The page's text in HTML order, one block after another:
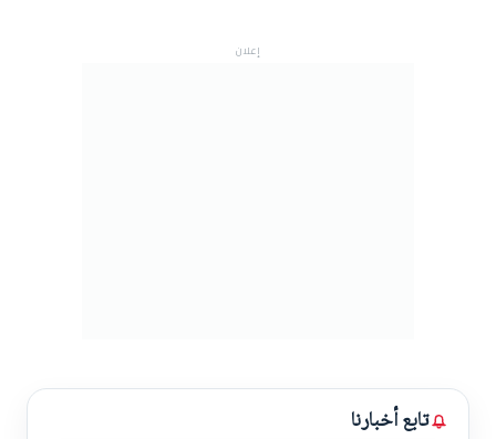
إعلان
تابع أخبارنا